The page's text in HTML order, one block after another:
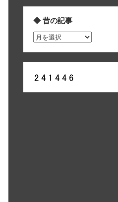
◆ 昔の記事
◆
昔
の
記
事